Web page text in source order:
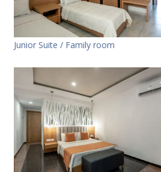
Junior Suite / Family room